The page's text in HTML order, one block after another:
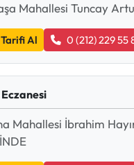
Mahallesi Tuncay
Al 0 (212) 229 55
Mahallesi İbrahim